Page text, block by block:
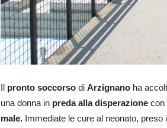
Il pronto soccorso di Arzignano ha
una donna in preda alla disperazione con
male. Immediate le cure al neonato,